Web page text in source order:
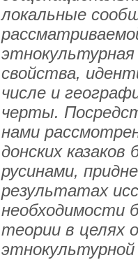
локальные
свойства,
числе и
черты.
нами
донских
русинами,
результатах
необходимости
теории в целях
этнокультурной